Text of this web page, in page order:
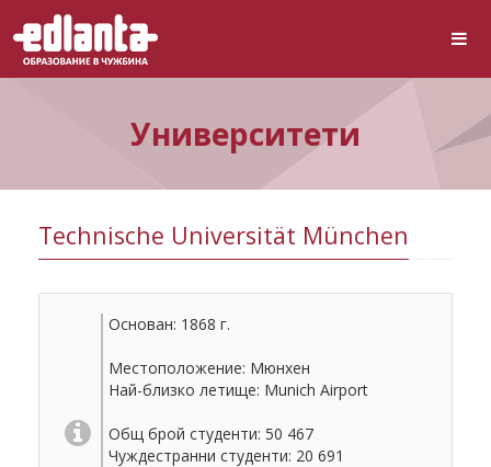
Университети
Technische Universität München
Основан: 1868 г.
Местоположение: Мюнхен
Най-близко летище: Munich Airport
Общ брой студенти: 50 467
Чуждестранни студенти: 20 691